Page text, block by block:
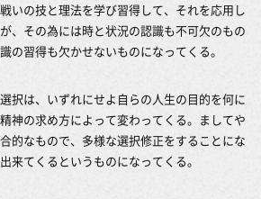
いの技と理法を学び習得して、それを応用し
、その為には時と状況の認識も不可欠のもの
の習得も欠かせないものになってくる。
択は、いずれにせよ自らの人生の目的を何に
神の求め方によって変わってくる。ましてや
的なもので、多様な選択修正をすることにな
来てくるというものになってくる。